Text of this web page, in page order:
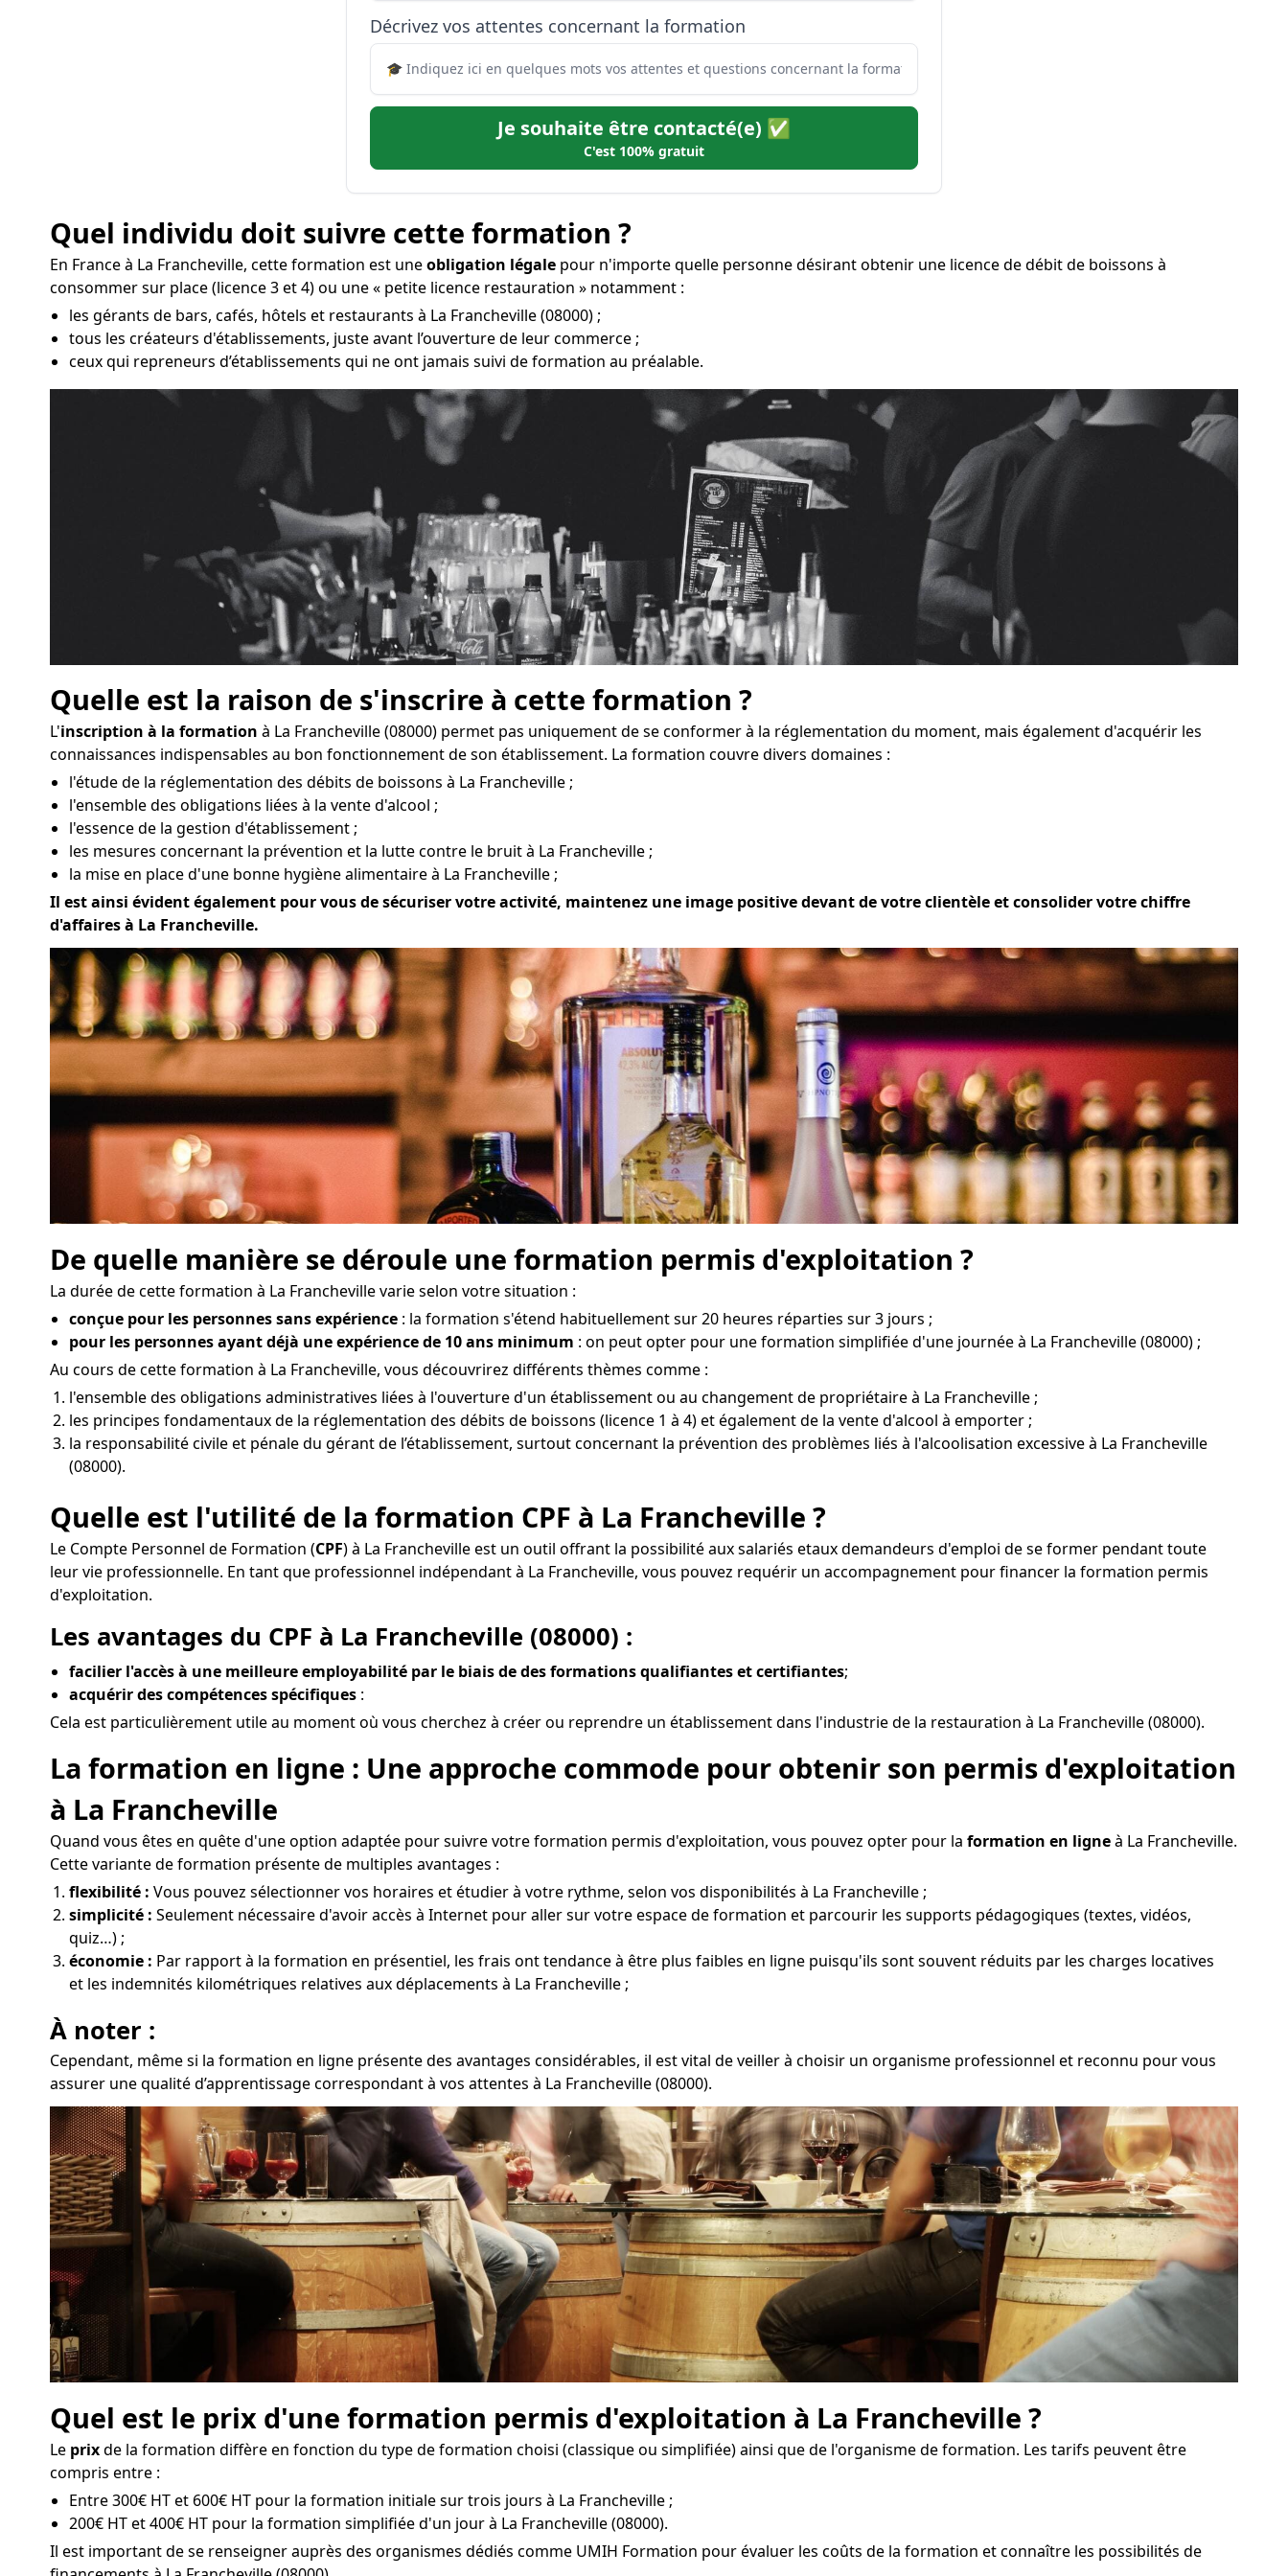
Décrivez vos attentes concernant la formation
Je souhaite être contacté(e) ✅
C'est 100% gratuit
Quel individu doit suivre cette formation ?
En France à La Francheville, cette formation est uneobligation légale pour n'importe quelle personne désirant obtenir une licence de débit de boissons à
consommer sur place (licence 3 et 4) ou une « petite licence restauration » notamment :
les gérants de bars, cafés, hôtels et restaurants à La Francheville (08000) ;
tous les créateurs d'établissements, juste avant l’ouverture de leur commerce ;
ceux qui repreneurs d’établissements qui ne ont jamais suivi de formation au préalable.
Quelle est la raison de s'inscrire à cette formation ?
L'inscription à la formation à La Francheville (08000) permet pas uniquement de se conformer à la réglementation du moment, mais également d'acquérir les
connaissances indispensables au bon fonctionnement de son établissement. La formation couvre divers domaines :
l'étude de la réglementation des débits de boissons à La Francheville ;
l'ensemble des obligations liées à la vente d'alcool ;
l'essence de la gestion d'établissement ;
les mesures concernant la prévention et la lutte contre le bruit à La Francheville ;
la mise en place d'une bonne hygiène alimentaire à La Francheville ;
Il est ainsi évident également pour vous de sécuriser votre activité, maintenez une image positive devant de votre clientèle et consolider votre chiffre
d'affaires à La Francheville.
De quelle manière se déroule une formation permis d'exploitation ?
La durée de cette formation à La Francheville varie selon votre situation :
conçue pour les personnes sans expérience : la formation s'étend habituellement sur 20 heures réparties sur 3 jours ;
pour les personnes ayant déjà une expérience de 10 ans minimum : on peut opter pour une formation simplifiée d'une journée à La Francheville (08000) ;
Au cours de cette formation à La Francheville, vous découvrirez différents thèmes comme :
l'ensemble des obligations administratives liées à l'ouverture d'un établissement ou au changement de propriétaire à La Francheville ;
les principes fondamentaux de la réglementation des débits de boissons (licence 1 à 4) et également de la vente d'alcool à emporter ;
la responsabilité civile et pénale du gérant de l’établissement, surtout concernant la prévention des problèmes liés à l'alcoolisation excessive à La Francheville
(08000).
Quelle est l'utilité de la formation CPF à La Francheville ?
Le Compte Personnel de Formation (CPF) à La Francheville est un outil offrant la possibilité aux salariés etaux demandeurs d'emploi de se former pendant toute
leur vie professionnelle. En tant que professionnel indépendant à La Francheville, vous pouvez requérir un accompagnement pour financer la formation permis
d'exploitation.
Les avantages du CPF à La Francheville (08000) :
facilier l'accès à une meilleure employabilité par le biais de des formations qualifiantes et certifiantes;
acquérir des compétences spécifiques :
Cela est particulièrement utile au moment où vous cherchez à créer ou reprendre un établissement dans l'industrie de la restauration à La Francheville (08000).
La formation en ligne : Une approche commode pour obtenir son permis d'exploitation
à La Francheville
Quand vous êtes en quête d'une option adaptée pour suivre votre formation permis d'exploitation, vous pouvez opter pour la formation en ligneà La Francheville.
Cette variante de formation présente de multiples avantages :
flexibilité : Vous pouvez sélectionner vos horaires et étudier à votre rythme, selon vos disponibilités à La Francheville ;
simplicité : Seulement nécessaire d'avoir accès à Internet pour aller sur votre espace de formation et parcourir les supports pédagogiques (textes, vidéos,
quiz…) ;
économie : Par rapport à la formation en présentiel, les frais ont tendance à être plus faibles en ligne puisqu'ils sont souvent réduits par les charges locatives
et les indemnités kilométriques relatives aux déplacements à La Francheville ;
À noter :
Cependant, même si la formation en ligne présente des avantages considérables, il est vital de veiller à choisir un organisme professionnel et reconnu pour vous
assurer une qualité d’apprentissage correspondant à vos attentes à La Francheville (08000).
Quel est le prix d'une formation permis d'exploitation à La Francheville ?
Le prixde la formation diffère en fonction du type de formation choisi (classique ou simplifiée) ainsi que de l'organisme de formation. Les tarifs peuvent être
compris entre :
Entre 300€ HT et 600€ HT pour la formation initiale sur trois jours à La Francheville ;
200€ HT et 400€ HT pour la formation simplifiée d'un jour à La Francheville (08000).
Il est important de se renseigner auprès des organismes dédiés comme UMIH Formation pour évaluer les coûts de la formation et connaître les possibilités de